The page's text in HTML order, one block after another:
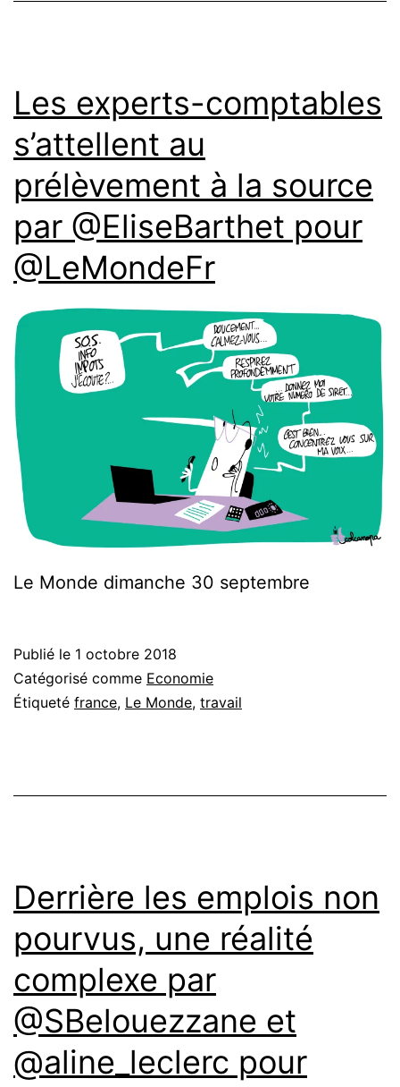
Les experts-comptables
s’attellent au
prélèvement à la source
par @EliseBarthet pour
@LeMondeFr
Le Monde dimanche 30 septembre
Publié le 1 octobre 2018
Catégorisé comme Economie
Étiqueté france, Le Monde, travail
Derrière les emplois non
pourvus, une réalité
complexe par
@SBelouezzane et
@aline_leclerc pour